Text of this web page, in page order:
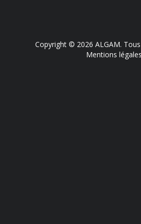
Copyright © 2026 ALGAM.
Mentions légales